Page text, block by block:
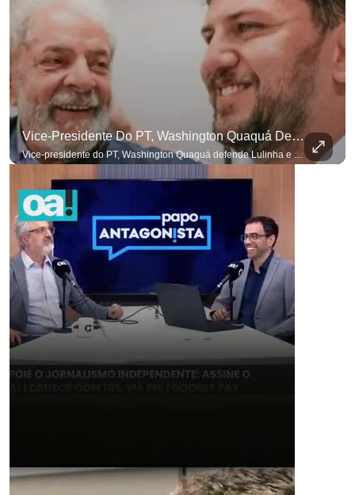
Vice-Presidente Do PT, Washington Quaquá Defende Lulinha E Diz Que Ele Vive Em Condições Precárias
Vice-presidente do PT, Washington Quaquá defende Lulinha e diz que ele vive em condições espartanas na Espanha. #OAntagonista Se você busca informação com credibilidade, inscreva-se agora e ative o
para não perder